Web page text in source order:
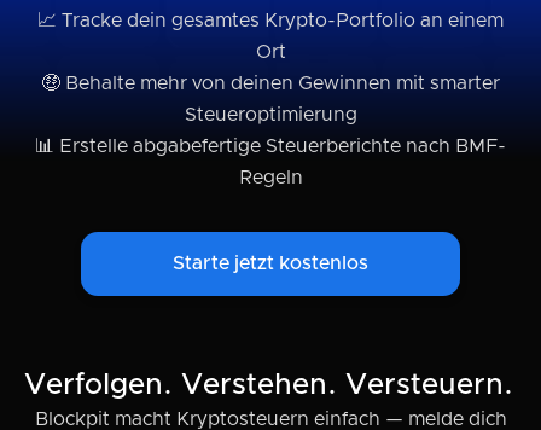
📈 Tracke dein gesamtes Krypto-Portfolio an einem
Ort
🤑 Behalte mehr von deinen Gewinnen mit smarter
Steueroptimierung
📊 Erstelle abgabefertige Steuerberichte nach BMF-
Regeln
Starte jetzt kostenlos
Verfolgen. Verstehen. Versteuern.
Blockpit macht Kryptosteuern einfach — melde dich